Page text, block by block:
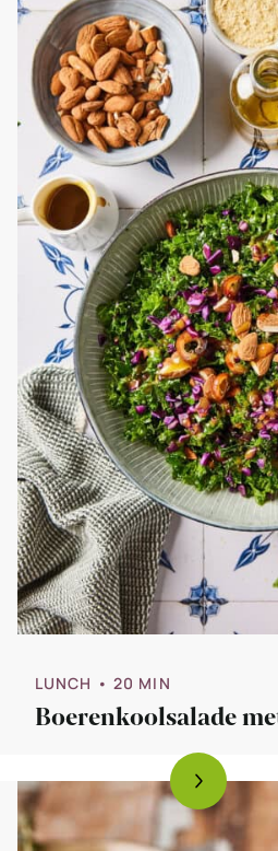
LUNCH • 20 MIN
Boerenkoolsalade